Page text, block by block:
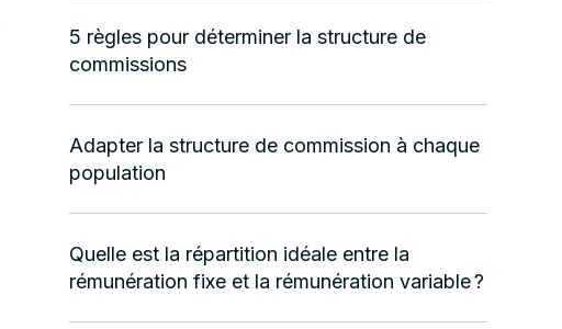
5 règles pour déterminer la structure de
commissions
Adapter la structure de commission à chaque
population
Quelle est la répartition idéale entre la
rémunération fixe et la rémunération variable ?